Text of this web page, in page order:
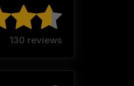
130 reviews